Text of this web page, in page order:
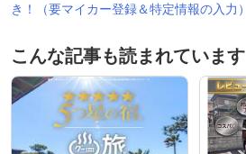
き！（要マイカー登録＆特定情報の入力）
こんな記事も読まれています